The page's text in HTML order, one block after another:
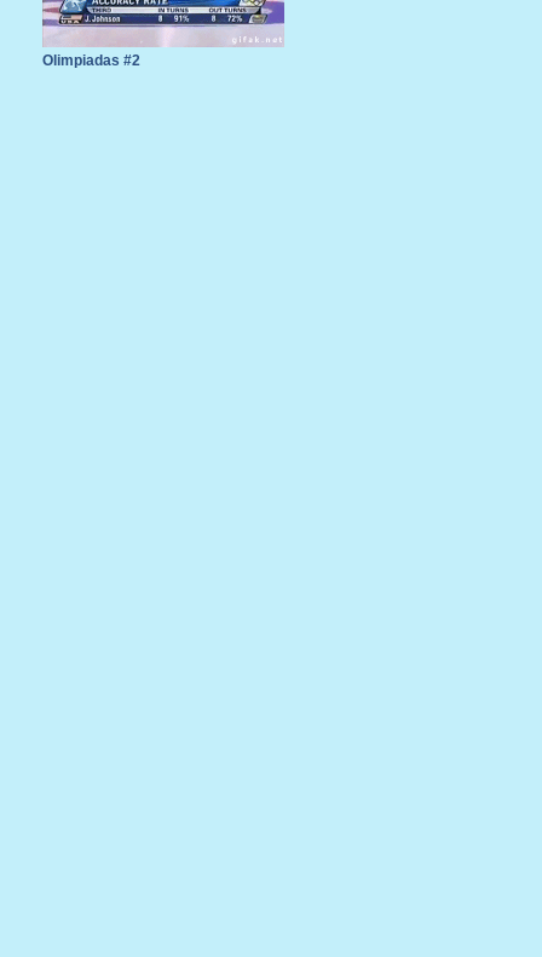
Olimpiadas #2